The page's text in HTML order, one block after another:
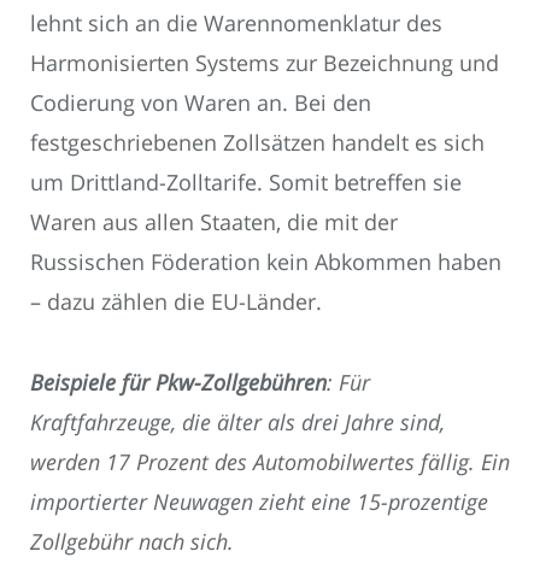
lehnt sich an die Warennomenklatur des
Harmonisierten Systems zur Bezeichnung und
Codierung von Waren an. Bei den
festgeschriebenen Zollsätzen handelt es sich
um Drittland-Zolltarife. Somit betreffen sie
Waren aus allen Staaten, die mit der
Russischen Föderation kein Abkommen haben
– dazu zählen die EU-Länder.
Beispiele für Pkw-Zollgebühren: Für
Kraftfahrzeuge, die älter als drei Jahre sind,
werden 17 Prozent des Automobilwertes fällig. Ein
importierter Neuwagen zieht eine 15-prozentige
Zollgebühr nach sich.